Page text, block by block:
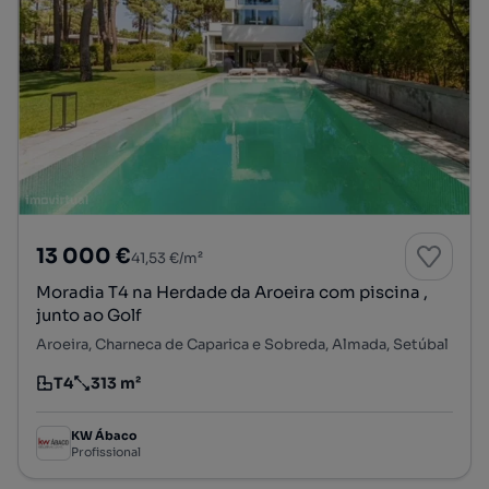
13 000 €41,53 €/m²
Moradia T4 na Herdade da Aroeira com piscina ,
junto ao Golf
Aroeira, Charneca de Caparica e Sobreda, Almada, Setúbal
Tipologia
T4
Preço por metro quadrado
313 m²
KW Ábaco
Profissional